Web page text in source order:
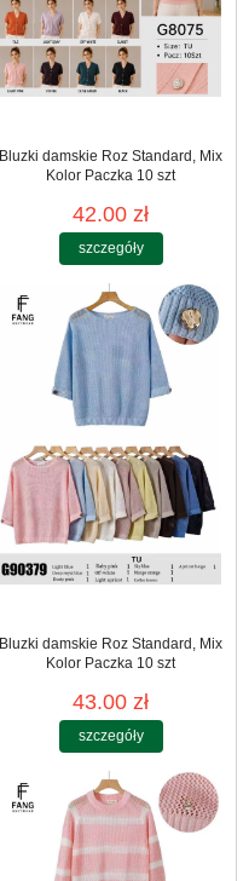
Bluzki damskie Roz Standard, Mix
Kolor Paczka 10 szt
42.00 zł
szczegóły
Bluzki damskie Roz Standard, Mix
Kolor Paczka 10 szt
43.00 zł
szczegóły